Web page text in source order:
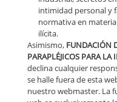
intimidad personal y
normativa en
ilícita.
Asimismo, FUNDACIÓN
PARAPLÉJICOS PARA
declina cualquier
se halle fuera de esta
nuestro webmaster. La